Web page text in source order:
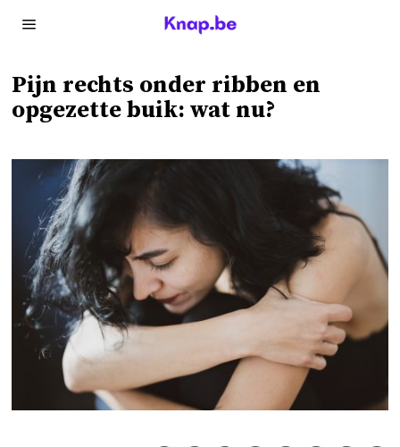
Pijn rechts onder ribben en
opgezette buik: wat nu?